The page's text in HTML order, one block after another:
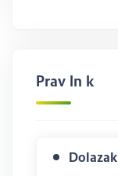
Pravilnik
Dolazak